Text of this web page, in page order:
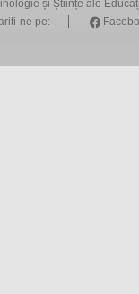
și Științe ale
ne pe: